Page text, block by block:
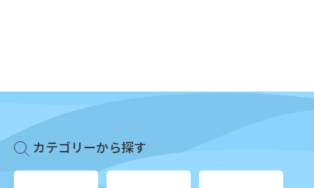
カテゴリーから探す